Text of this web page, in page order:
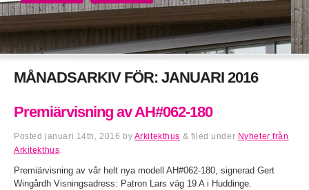
MÅNADSARKIV FÖR: JANUARI 2016
Premiärvisning av AH#062-180
Posted januari 14th, 2016 by Arkitekthus & filed under Nyheter från
Arkitekthus
Premiärvisning av vår helt nya modell AH#062-180, signerad Gert
Wingårdh Visningsadress: Patron Lars väg 19 A i Huddinge.